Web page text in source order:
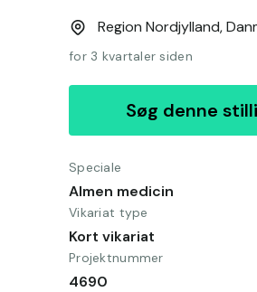
Region Nordjylland,
for 3 kvartaler siden
Søg denne
Speciale
Almen medicin
Vikariat type
Kort vikariat
Projektnummer
4690